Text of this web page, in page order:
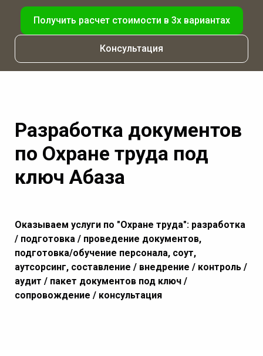
Получить расчет стоимости в 3х вариантах
Консультация
Разработка документов
по Охране труда под
ключ Абаза
Оказываем услуги по "Охране труда": разработка
/ подготовка / проведение документов,
подготовка/обучение персонала, соут,
аутсорсинг, составление / внедрение / контроль /
аудит / пакет документов под ключ /
сопровождение / консультация